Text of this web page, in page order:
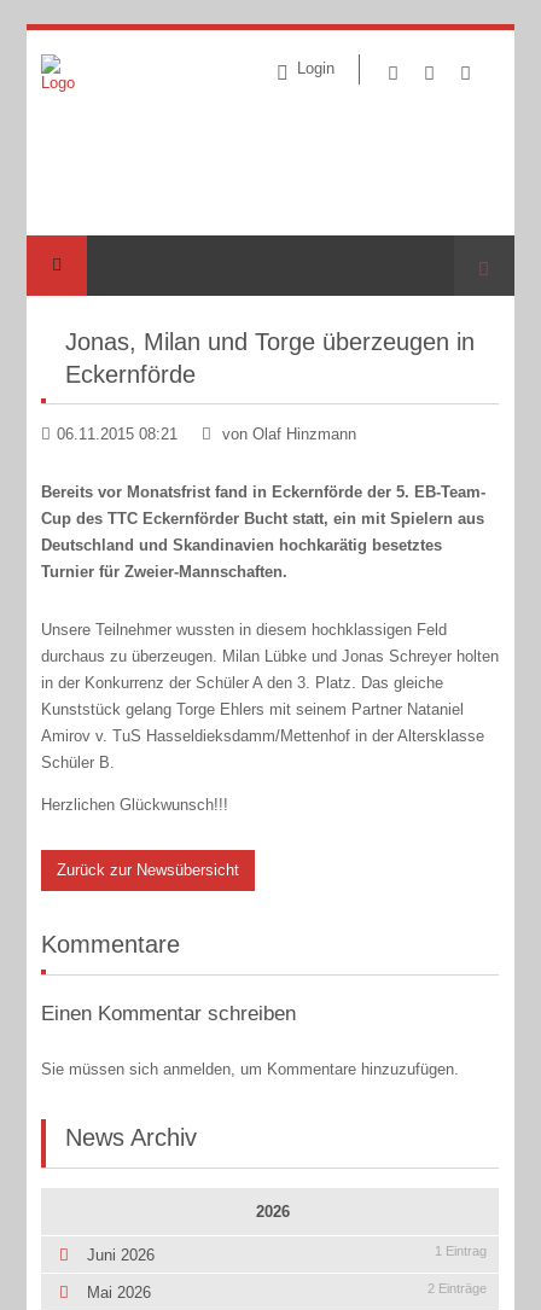
Login
Suche
Jonas, Milan und Torge überzeugen in
Eckernförde
06.11.2015 08:21 von Olaf Hinzmann
Bereits vor Monatsfrist fand in Eckernförde der 5. EB-Team-
Cup des TTC Eckernförder Bucht statt, ein mit Spielern aus
Deutschland und Skandinavien hochkarätig besetztes
Turnier für Zweier-Mannschaften.
Unsere Teilnehmer wussten in diesem hochklassigen Feld
durchaus zu überzeugen. Milan Lübke und Jonas Schreyer holten
in der Konkurrenz der Schüler A den 3. Platz. Das gleiche
Kunststück gelang Torge Ehlers mit seinem Partner Nataniel
Amirov v. TuS Hasseldieksdamm/Mettenhof in der Altersklasse
Schüler B.
Herzlichen Glückwunsch!!!
Zurück zur Newsübersicht
Kommentare
Einen Kommentar schreiben
Sie müssen sich anmelden, um Kommentare hinzuzufügen.
News Archiv
2026
Juni 2026 1 Eintrag
Mai 2026 2 Einträge